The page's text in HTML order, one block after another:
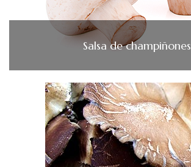
Salsa de champiñones